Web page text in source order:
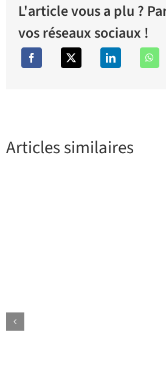
L'article vous a plu ?
vos réseaux sociaux !
Articles similaires